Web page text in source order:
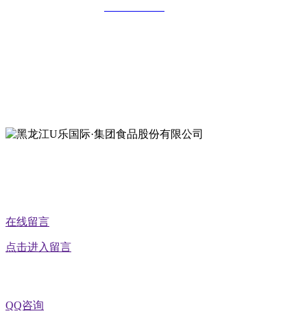
在线留言
点击进入留言
QQ咨询